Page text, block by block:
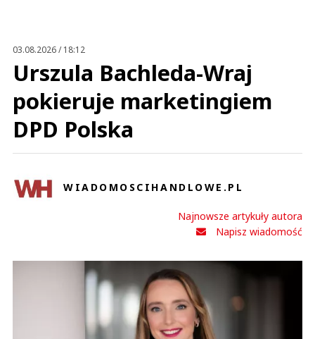
03.08.2026 / 18:12
Urszula Bachleda-Wraj
pokieruje marketingiem
DPD Polska
WIADOMOSCIHANDLOWE.PL
Najnowsze artykuły autora
Napisz wiadomość